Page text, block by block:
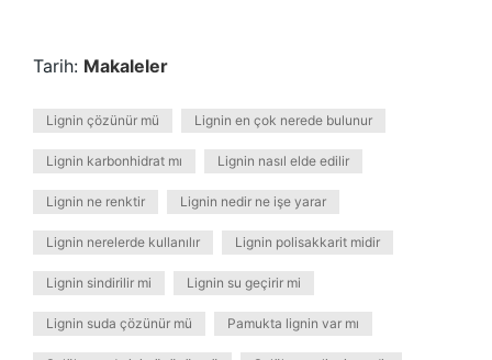
Tarih: Makaleler
Lignin çözünür mü Lignin en çok nerede bulunur
Lignin karbonhidrat mı Lignin nasıl elde edilir
Lignin ne renktir Lignin nedir ne işe yarar
Lignin nerelerde kullanılır Lignin polisakkarit midir
Lignin sindirilir mi Lignin su geçirir mi
Lignin suda çözünür mü Pamukta lignin var mı